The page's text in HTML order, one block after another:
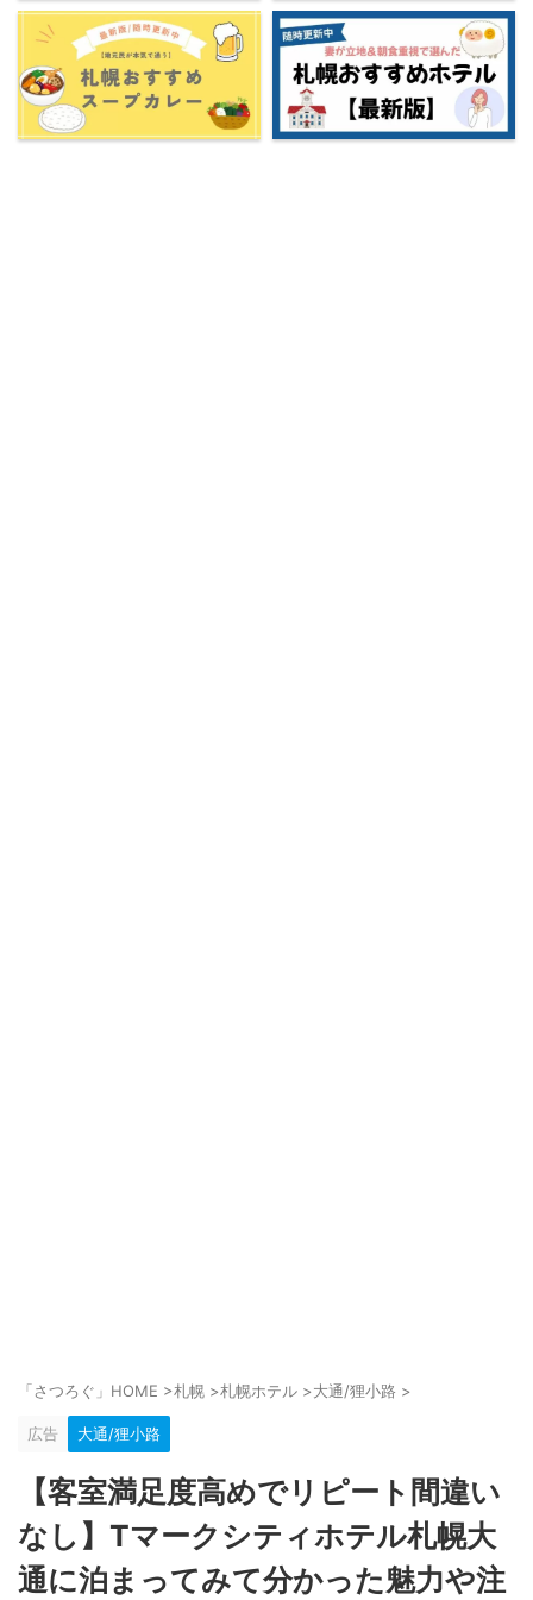
「さつろぐ」HOME >札幌 >札幌ホテル >大通/狸小路 >
広告 大通/狸小路
【客室満足度高めでリピート間違い
なし】Tマークシティホテル札幌大
通に泊まってみて分かった魅力や注